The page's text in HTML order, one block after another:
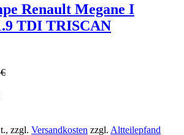
Renault Megane I
TDI TRISCAN
, zzgl. Versandkosten zzgl. Altteilepfand